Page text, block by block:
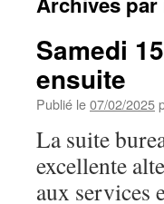
Samedi
ensuite
Publié le07/02/2025
La suite
excellente
aux services